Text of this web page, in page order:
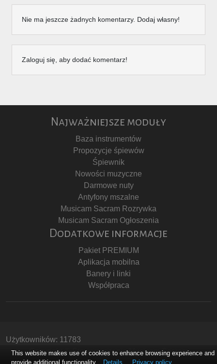
Nie ma jeszcze żadnych komentarzy. Dodaj własny!
Zaloguj się, aby dodać komentarz!
Najważniejsze moduły
Baza instrumentów
Propozycje śpiewów
Śpiewnik
Nowości muzyczne
Darmowe nuty
Antyfony mszalne
Musicam Sacram Rozrywka
Musicam Sacram Ogłoszenia
Dodatkowe informacje
Pakiet PREMIUM
Aplikacja mobilna
Banery i linki
Współpraca
Użytkowników: 11783
Copyright © Stowarzyszenie Musicam Sacram
This website makes use of cookies to enhance browsing experience and
provide additional functionality.
Details Privacy policy